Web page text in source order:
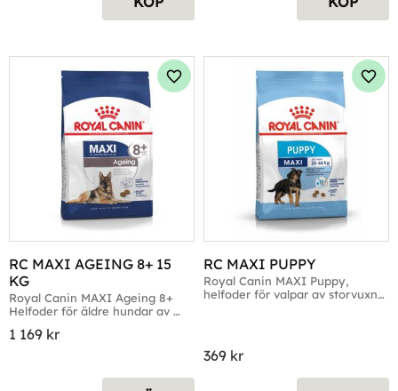
RC MAXI AGEING 8+ 15
KG
Royal Canin MAXI Ageing 8+
Helfoder för äldre hundar av
1 169 kr
Lägg till i favoriter
RC MAXI PUPPY
Royal Canin MAXI Puppy,
helfoder för valpar av storvuxna
369 kr